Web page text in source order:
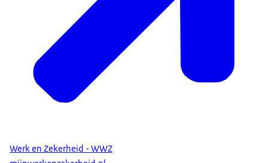
Werk en Zekerheid - WWZ